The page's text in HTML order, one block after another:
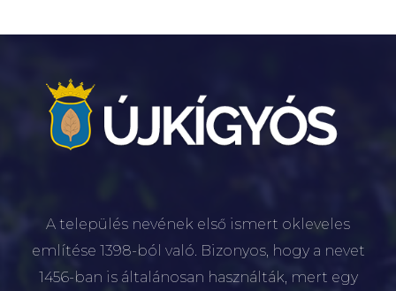
A település nevének első ismert okleveles
említése 1398-ból való. Bizonyos, hogy a nevet
1456-ban is általánosan használták, mert egy